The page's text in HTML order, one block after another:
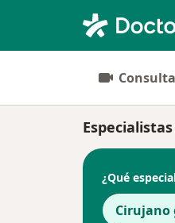
¿Qué
Cirujano